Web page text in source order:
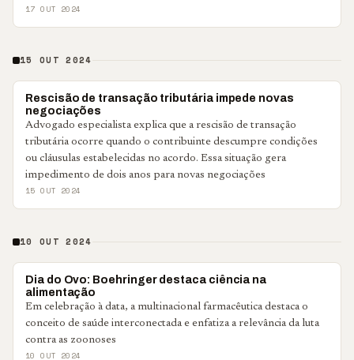
17 OUT 2024
15 OUT 2024
NOTÍCIAS CORPORATIVAS
Rescisão de transação tributária impede novas
negociações
Advogado especialista explica que a rescisão de transação
tributária ocorre quando o contribuinte descumpre condições
ou cláusulas estabelecidas no acordo. Essa situação gera
impedimento de dois anos para novas negociações
15 OUT 2024
10 OUT 2024
NOTÍCIAS CORPORATIVAS
Dia do Ovo: Boehringer destaca ciência na
alimentação
Em celebração à data, a multinacional farmacêutica destaca o
conceito de saúde interconectada e enfatiza a relevância da luta
contra as zoonoses
10 OUT 2024